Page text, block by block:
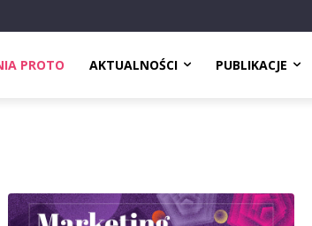
PROTO AKTUALNOŚCI PUBLIKACJE